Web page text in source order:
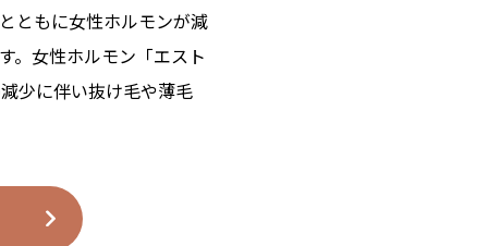
ともに女性ホルモンが減
。女性ホルモン「エスト
少に伴い抜け毛や薄毛